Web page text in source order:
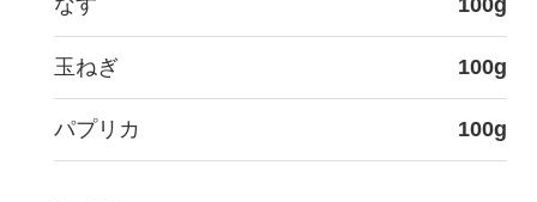
玉ねぎ 100g
パプリカ 100g